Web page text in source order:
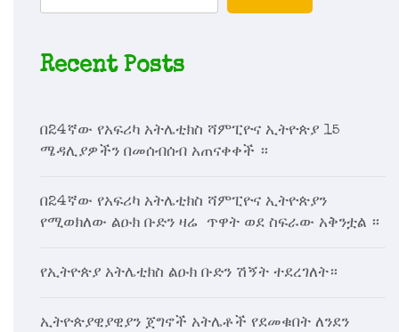
Recent Posts
በ24ኛው የአፍሪካ አትሌቲክስ ሻምፒዮና ኢትዮጵያ 15
ሜዳሊያዎችን በመሰብሰብ አጠናቀቀች ።
በ24ኛው የአፍሪካ አትሌቲክስ ሻምፒዮና ኢትዮጵያን
የሚወክለው ልዑክ ቡድን ዛሬ ጥዋት ወደ ስፍራው አቅንቷል ።
የኢትዮጵያ አትሌቲክስ ልዑክ ቡድን ሽኝት ተደረገለት።
ኢትዮጵያዊያዊያን ጀግኖች አትሌቶች የደመቁበት ለንደን